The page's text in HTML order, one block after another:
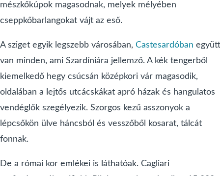
mészkőkúpok magasodnak, melyek mélyében
cseppkőbarlangokat vájt az eső.
A sziget egyik legszebb városában, Castesardóban együtt
van minden, ami Szardíniára jellemző. A kék tengerből
kiemelkedő hegy csúcsán középkori vár magasodik,
oldalában a lejtős utcácskákat apró házak és hangulatos
vendéglők szegélyezik. Szorgos kezű asszonyok a
lépcsőkön ülve háncsból és vesszőből kosarat, tálcát
fonnak.
De a római kor emlékei is láthatóak. Cagliari